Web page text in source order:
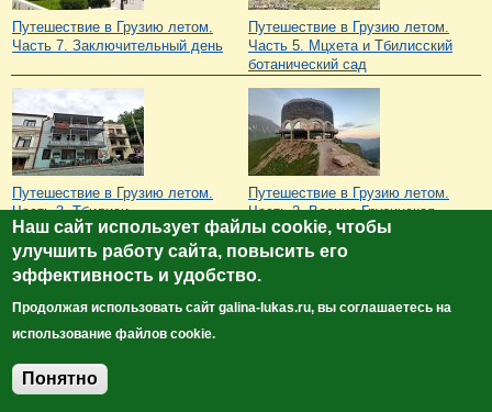
Путешествие в Грузию летом.
Часть 7. Заключительный день
Путешествие в Грузию летом.
Часть 5. Мцхета и Тбилисский
ботанический сад
Путешествие в Грузию летом.
Часть 3. Тбилиси
Путешествие в Грузию летом.
Часть 2. Военно-Грузинская
дорога — (Тбилиси) — Батуми
Часть 1. Маршрут и общая
программа путешествия по дням
Наш сайт использует файлы cookie, чтобы
улучшить работу сайта, повысить его
эффективность и удобство.
Продолжая использовать сайт galina-lukas.ru, вы соглашаетесь на
использование файлов cookie.
Понятно